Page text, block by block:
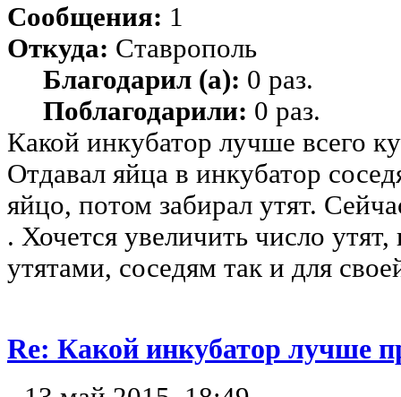
Сообщения: 1
Откуда: Ставрополь
Благодарил (а): 0 раз.
Поблагодарили: 0 раз.
Какой инкубатор лучше всего
Отдавал яйца в инкубатор
яйцо, потом забирал утят.
. Хочется увеличить число
утятами, соседям так и для
Re: Какой инкубатор лучше